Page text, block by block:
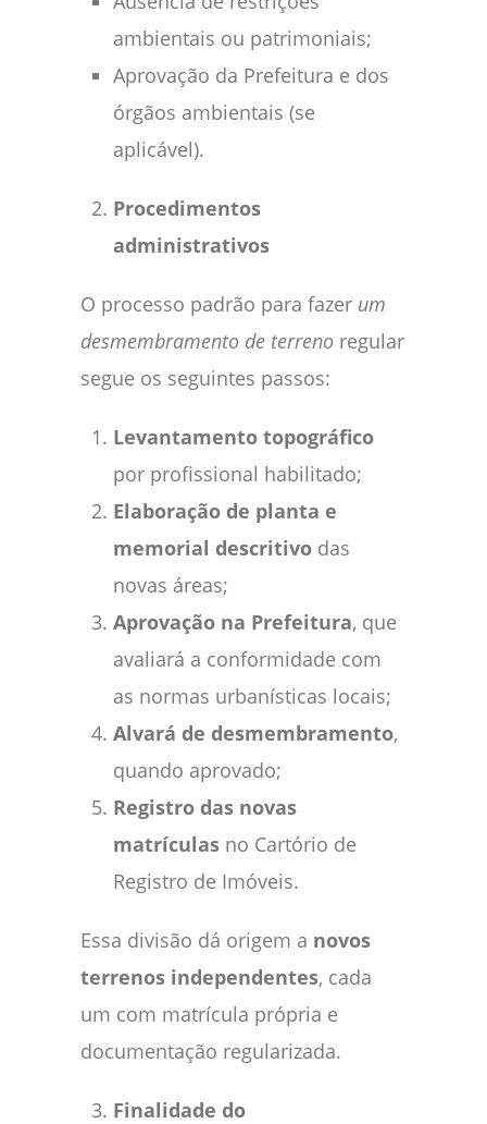
ambientais ou patrimoniais;
Aprovação da Prefeitura e dos
órgãos ambientais (se
aplicável).
Procedimentos
administrativos
O processo padrão para fazer um
desmembramento de terreno regular
segue os seguintes passos:
Levantamento topográfico
por profissional habilitado;
Elaboração de planta e
memorial descritivo das
novas áreas;
Aprovação na Prefeitura, que
avaliará a conformidade com
as normas urbanísticas locais;
Alvará de desmembramento,
quando aprovado;
Registro das novas
matrículas no Cartório de
Registro de Imóveis.
Essa divisão dá origem a novos
terrenos independentes, cada
um com matrícula própria e
documentação regularizada.
Finalidade do